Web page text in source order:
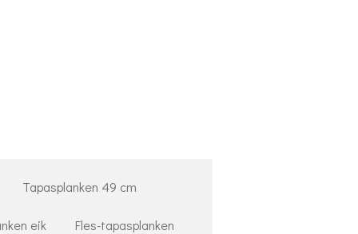
Tapasplanken 49 cm
eik Fles-tapasplanken